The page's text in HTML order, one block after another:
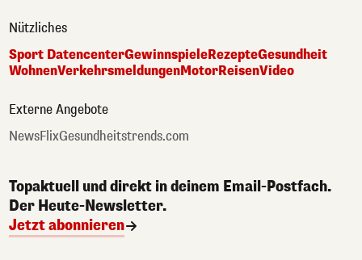
Nützliches
Sport DatencenterGewinnspieleRezepteGesundheit
WohnenVerkehrsmeldungenMotorReisenVideo
Externe Angebote
NewsFlixGesundheitstrends.com
Topaktuell und direkt in deinem Email-Postfach.
Der Heute-Newsletter.
Jetzt abonnieren